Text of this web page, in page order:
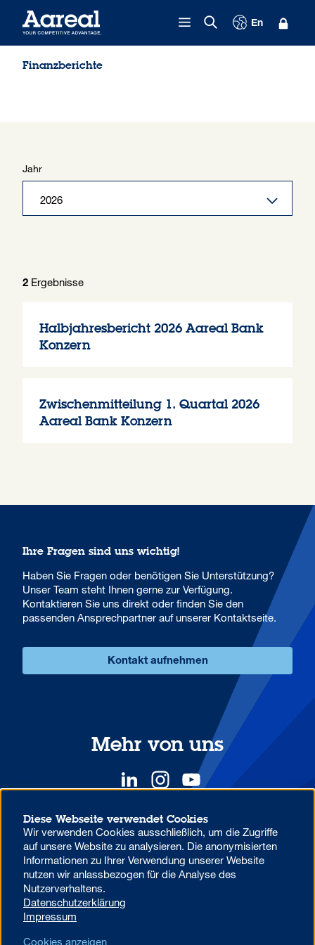
En
Finanzberichte
Jahr
2 Ergebnisse
Halbjahresbericht 2026 Aareal Bank
Konzern
Zwischenmitteilung 1. Quartal 2026
Aareal Bank Konzern
Ihre Fragen sind uns wichtig!
Haben Sie Fragen oder benötigen Sie Unterstützung?
Unser Team steht Ihnen gerne zur Verfügung.
Kontaktieren Sie uns direkt oder finden Sie den
passenden Ansprechpartner auf unserer Kontaktseite.
Kontakt aufnehmen
Mehr von uns
YOUR COMPETITIVE ADVANTAGE.
Datenschutzhinweise zur Verwendung von MS Teams in der
Aareal Bank
Beschwerdemanagement
Foreign Account Tax Compliance Act (FATCA)
Diese Webseite verwendet Cookies
Wir verwenden Cookies ausschließlich, um die Zugriffe
auf unsere Website zu analysieren. Die anonymisierten
Informationen zu Ihrer Verwendung unserer Website
nutzen wir anlassbezogen für die Analyse des
Nutzerverhaltens.
Datenschutzerklärung
Impressum
Cookies anzeigen